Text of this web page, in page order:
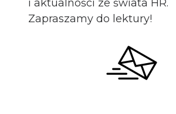
i aktualności ze świata HR.
Zapraszamy do lektury!